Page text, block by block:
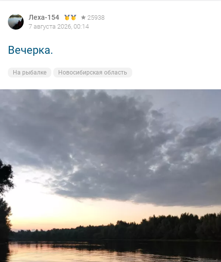
Леха-154
25938
7 августа 2026, 00:14
Вечерка.
На рыбалке Новосибирская область